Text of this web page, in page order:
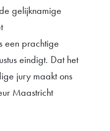
gelijknamige
een prachtige
eindigt. Dat het
jury maakt ons
Maastricht